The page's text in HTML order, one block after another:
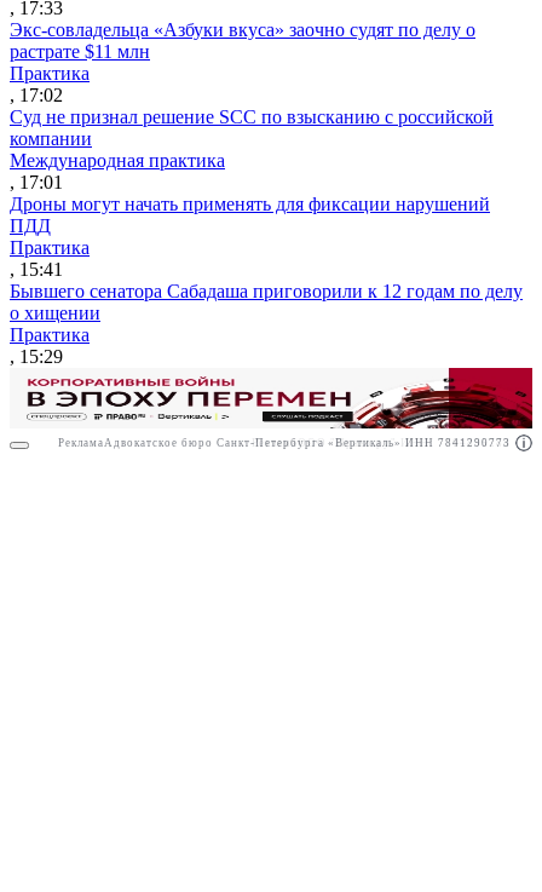
РекламаООО "Право.ру" ИНН: 7704835288
, 17:33
Экс-совладельца «Азбуки вкуса» заочно судят по делу о
растрате $11 млн
Практика
, 17:02
Суд не признал решение SCC по взысканию с российской
компании
Международная практика
, 17:01
Дроны могут начать применять для фиксации нарушений
ПДД
Практика
, 15:41
Бывшего сенатора Сабадаша приговорили к 12 годам по делу
о хищении
Практика
, 15:29
Реклама Адвокатское бюро Санкт-Петербурга «Вертикаль» ИНН 7841290773